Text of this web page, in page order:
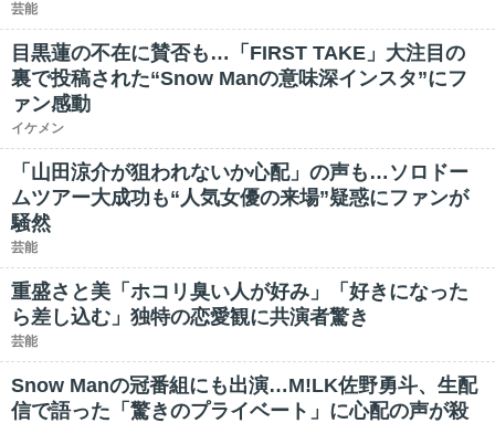
芸能
目黒蓮の不在に賛否も…「FIRST TAKE」大注目の
裏で投稿された“Snow Manの意味深インスタ”にフ
ァン感動
イケメン
「山田涼介が狙われないか心配」の声も…ソロドー
ムツアー大成功も“人気女優の来場”疑惑にファンが
騒然
芸能
重盛さと美「ホコリ臭い人が好み」「好きになった
ら差し込む」独特の恋愛観に共演者驚き
芸能
Snow Manの冠番組にも出演…M!LK佐野勇斗、生配
信で語った「驚きのプライベート」に心配の声が殺